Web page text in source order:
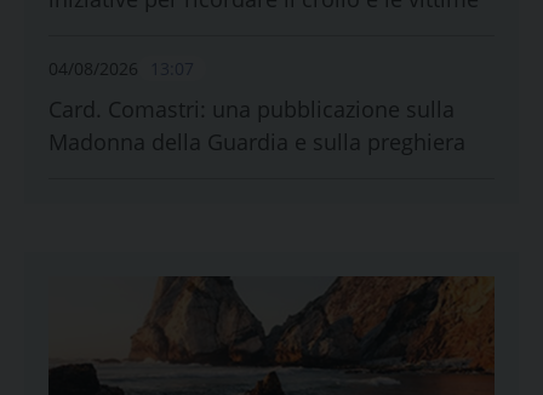
04/08/2026
Card. Comastri: una pubblicazione sulla
Madonna della Guardia e sulla preghiera